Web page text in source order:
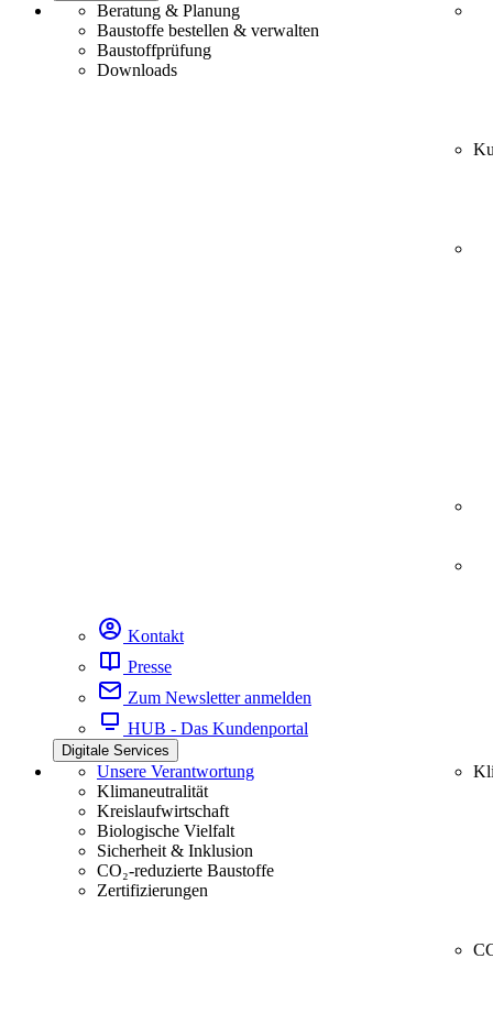
Beratung & Planung
Baustoffe bestellen & verwalten
Baustoffprüfung
Downloads
Kontakt
Presse
Zum Newsletter anmelden
HUB - Das Kundenportal
Digitale Services
Unsere Verantwortung
Klimaneutralität
Kreislaufwirtschaft
Biologische Vielfalt
Sicherheit & Inklusion
CO₂-reduzierte Baustoffe
Zertifizierungen